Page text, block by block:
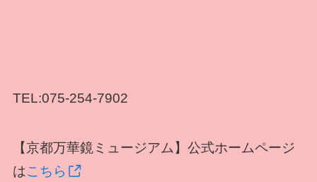
TEL:075-254-7902
【京都万華鏡ミュージアム】公式ホームページ
はこちら